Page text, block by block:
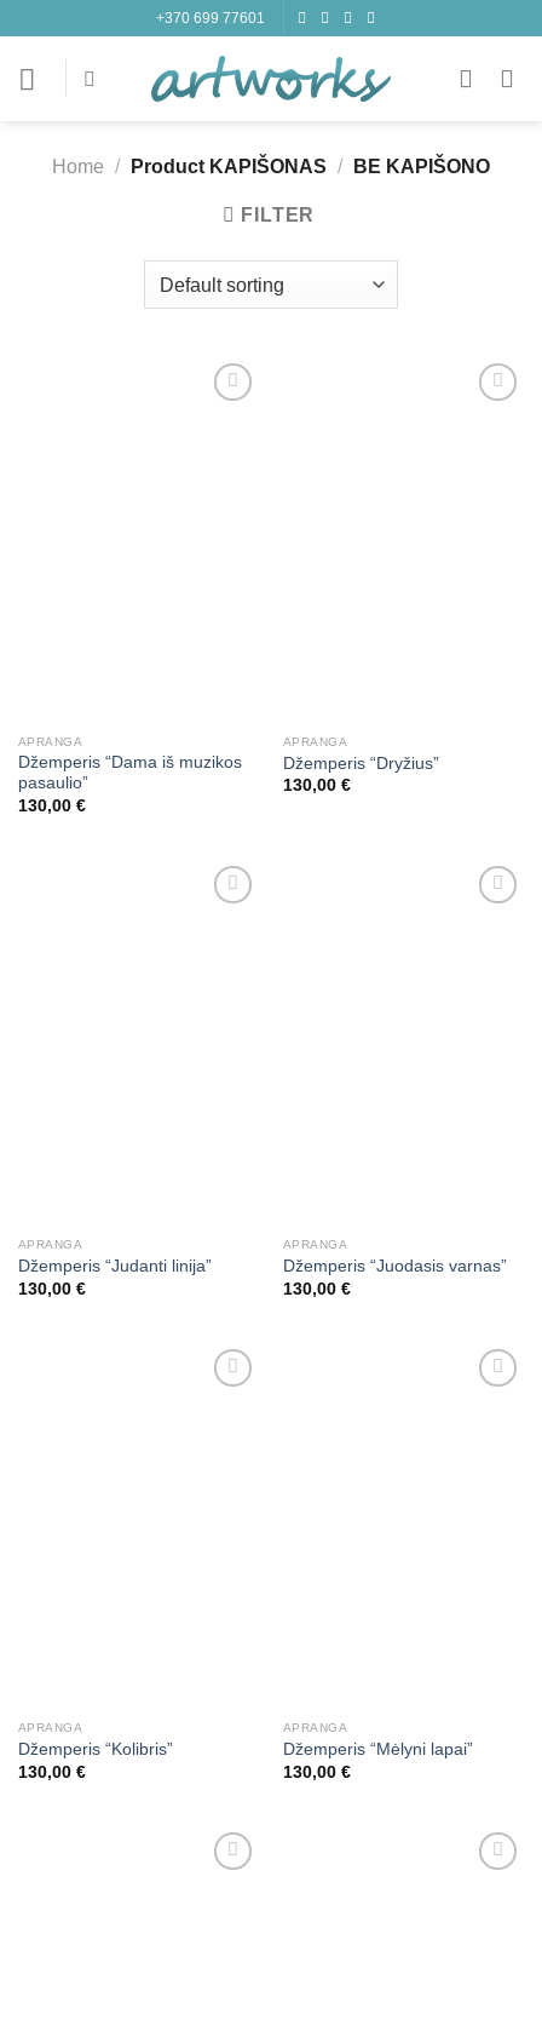
content
+370 699 77601
Home / Product KAPIŠONAS / BE KAPIŠONO
FILTER
APRANGA
Džemperis “Dama iš muzikos
pasaulio”
130,00 €
APRANGA
Džemperis “Dryžius”
130,00 €
APRANGA
Džemperis “Judanti linija”
130,00 €
APRANGA
Džemperis “Juodasis varnas”
130,00 €
APRANGA
Džemperis “Kolibris”
130,00 €
APRANGA
Džemperis “Mėlyni lapai”
130,00 €